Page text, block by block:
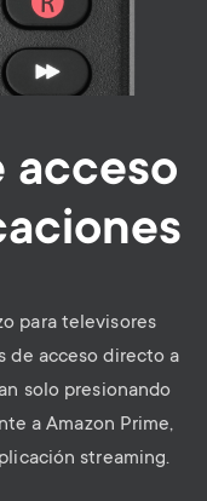
acceso
para televisores
de acceso directo a
solo presionando
a Amazon Prime,
streaming.